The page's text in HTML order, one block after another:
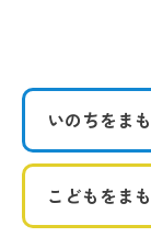
いのちをま
こどもをま